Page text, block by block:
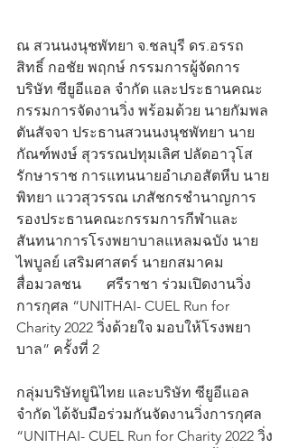
ณ สวนนงนุชพัทยา จ.ชลบุรี ดร.อรรถ
สิทธิ์ กอชัย พฤกษ์ กรรมการผู้จัดการ
บริษัท ซียูอีแอล จำกัด และประธานคณะ
กรรมการจัดงานวิ่ง พร้อมด้วย นายกัมพล
ตันสัจจา ประธานสวนนงนุชพัทยา นาย
กัณฑ์พงษ์ สุวรรณปทุมเลิศ ปลัดอาวุโส
รักษาราช การแทนนายอำเภอสัตหีบ นาย
พิทยา แววสุวรรณ เภสัชกรชำนาญการ
รองประธานคณะกรรมการกีฬาและ
สันทนาการโรงพยาบาลแหลมฉบัง นาย
ไพบูลย์ เสริมศาสตร์ นายกสมาคม
สื่อมวลชน       ศรีราชา ร่วมเปิดงานวิ่ง
การกุศล “UNITHAI- CUEL Run for
Charity 2022 วิ่งด้วยใจ มอบให้โรงพยา
บาล” ครั้งที่ 2
กลุ่มบริษัทยูนิไทย และบริษัท ซียูอีแอล
จำกัด ได้จับมือร่วมกันจัดงานวิ่งการกุศล
“UNITHAI- CUEL Run for Charity 2022 วิ่ง